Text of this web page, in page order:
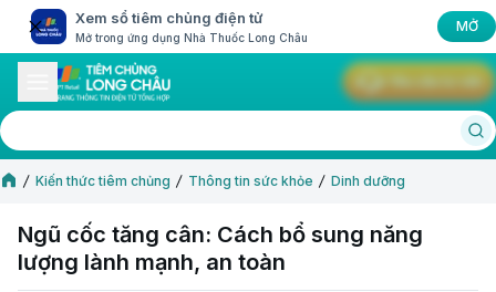
Xem sổ tiêm chủng điện tử
Mở trong ứng dụng Nhà Thuốc Long Châu
MỞ
Kiến thức tiêm chủng Thông tin sức khỏe Dinh dưỡng
Ngũ cốc tăng cân: Cách bổ sung năng
lượng lành mạnh, an toàn